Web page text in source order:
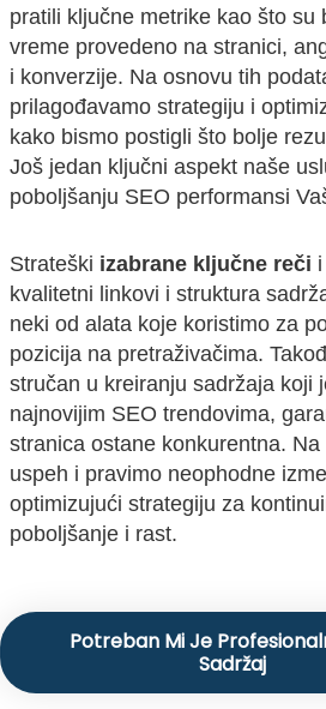
pratili ključne metrike kao što su
vreme provedeno na stranici,
i konverzije. Na osnovu tih
prilagođavamo strategiju i
kako bismo postigli što bolje
Još jedan ključni aspekt naše
poboljšanju SEO performansi
Strateški izabrane ključne reči
kvalitetni linkovi i struktura
neki od alata koje koristimo za
pozicija na pretraživačima.
stručan u kreiranju sadržaja koji
najnovijim SEO trendovima,
stranica ostane konkurentna.
uspeh i pravimo neophodne
optimizujući strategiju za
poboljšanje i rast.
Potreban Mi Je
Sadržaj